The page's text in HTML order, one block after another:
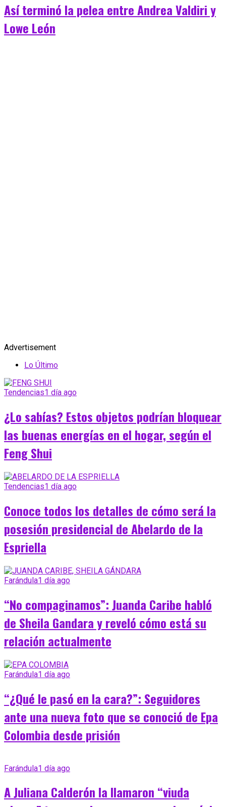
Así terminó la pelea entre Andrea Valdiri y
Lowe León
Advertisement
Lo Último
Tendencias1 día ago
¿Lo sabías? Estos objetos podrían bloquear
las buenas energías en el hogar, según el
Feng Shui
Tendencias1 día ago
Conoce todos los detalles de cómo será la
posesión presidencial de Abelardo de la
Espriella
Farándula1 día ago
“No compaginamos”: Juanda Caribe habló
de Sheila Gandara y reveló cómo está su
relación actualmente
Farándula1 día ago
“¿Qué le pasó en la cara?”: Seguidores
ante una nueva foto que se conoció de Epa
Colombia desde prisión
Farándula1 día ago
A Juliana Calderón la llamaron “viuda